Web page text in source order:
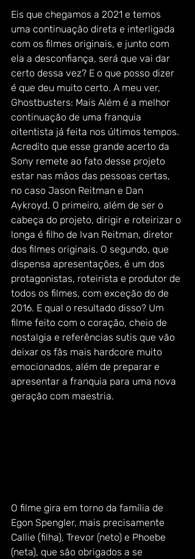
Eis que chegamos a 2021 e temos
uma continuação direta e interligada
com os filmes originais, e junto com
ela a desconfiança, será que vai dar
certo dessa vez? E o que posso dizer
é que deu muito certo. A meu ver,
Ghostbusters: Mais Além é a melhor
continuação de uma franquia
oitentista já feita nos últimos tempos.
Acredito que esse grande acerto da
Sony remete ao fato desse projeto
estar nas mãos das pessoas certas,
no caso Jason Reitman e Dan
Aykroyd. O primeiro, além de ser o
cabeça do projeto, dirigir e roteirizar o
longa é filho de Ivan Reitman, diretor
dos filmes originais. O segundo, que
dispensa apresentações, é um dos
protagonistas, roteirista e produtor de
todos os filmes, com exceção do de
2016. E qual o resultado disso? Um
filme feito com o coração, cheio de
nostalgia e referências sutis que vão
deixar os fãs mais hardcore muito
emocionados, além de preparar e
apresentar a franquia para uma nova
geração com maestria.
O filme gira em torno da família de
Egon Spengler, mais precisamente
Callie (filha), Trevor (neto) e Phoebe
(neta), que são obrigados a se